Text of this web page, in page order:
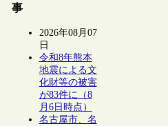
事
2026年08月07
日
令和8年熊本
地震による文
化財等の被害
が83件に（8
月6日時点）
名古屋市、名